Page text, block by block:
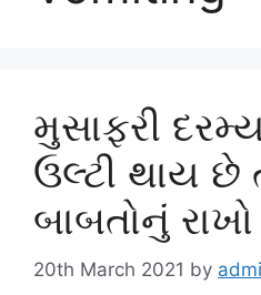
મુસાફરી
ઉલ્ટી થાય છે
બાબતોનું
20th March 2021 by